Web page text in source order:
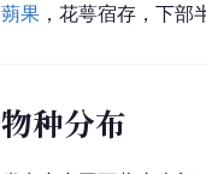
蒴果 ，花萼宿存，下
物种分布